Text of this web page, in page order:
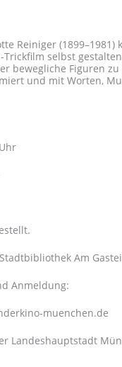
Reiniger
selbst
bewegliche Figuren
und mit Worten,
Am
Anmeldung:
muenchen.de
Landeshauptstadt